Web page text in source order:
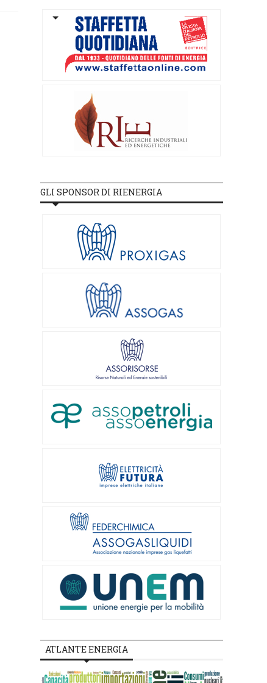
GLI SPONSOR DI RIENERGIA
ATLANTE ENERGIA